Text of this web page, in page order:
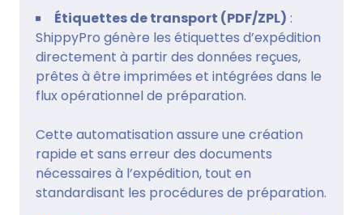
Étiquettes de transport (PDF/ZPL) :
ShippyPro génère les étiquettes d’expédition
directement à partir des données reçues,
prêtes à être imprimées et intégrées dans le
flux opérationnel de préparation.
Cette automatisation assure une création
rapide et sans erreur des documents
nécessaires à l’expédition, tout en
standardisant les procédures de préparation.